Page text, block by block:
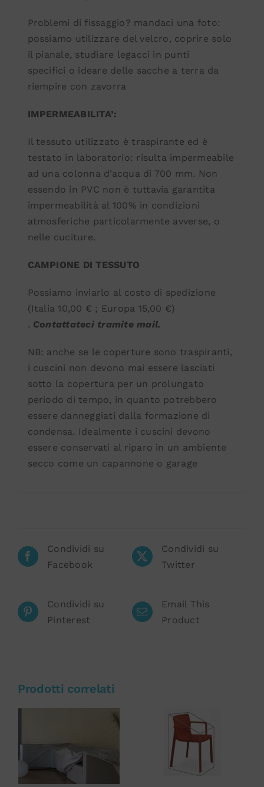
Problemi di fissaggio? mandaci una foto:
possiamo utilizzare del velcro, coprire solo
il pianale, studiare legacci in punti
specifici o ideare delle sacche a terra da
riempire con zavorra
IMPERMEABILITA’:
Il tessuto utilizzato è traspirante ed è
testato in laboratorio: risulta impermeabile
ad una colonna d’acqua di 700 mm. Non
essendo in PVC non è tuttavia garantita
impermeabilità al 100% in condizioni
atmosferiche particolarmente avverse, o
nelle cuciture.
CAMPIONE DI TESSUTO
Possiamo inviarlo al costo di spedizione
(Italia 10,00 € ; Europa 15,00 €)
. Contattateci tramite mail.
NB: anche se le coperture sono traspiranti,
i cuscini non devono mai essere lasciati
sotto la copertura per un prolungato
periodo di tempo, in quanto potrebbero
essere danneggiati dalla formazione di
condensa. Idealmente i cuscini devono
essere conservati al riparo in un ambiente
secco come un capannone o garage
Condividi su
Facebook
Condividi su
Twitter
Condividi su
Pinterest
Email This
Product
Prodotti correlati
CARRELLO
DETTAGLI
Valutato
5.00 su 5
AGGIUNGI AL
CARRELLO
DETTAGLI